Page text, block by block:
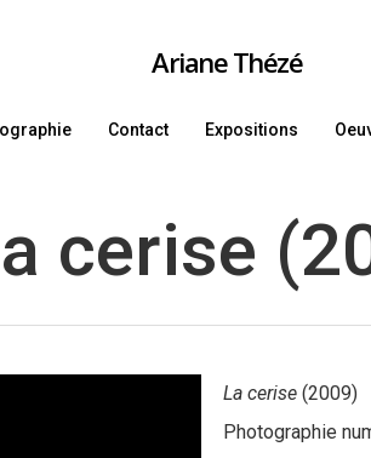
Ariane Thézé
Contact Expositions
cerise
La cerise(2009)
Photographie